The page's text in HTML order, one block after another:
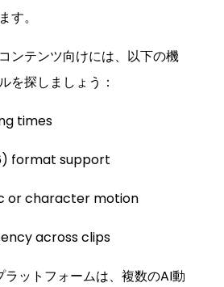
す。
ンテンツ向けには、以下の機
を探しましょう：
times
format support
or character motion
across clips
ットフォームは、複数のAI動